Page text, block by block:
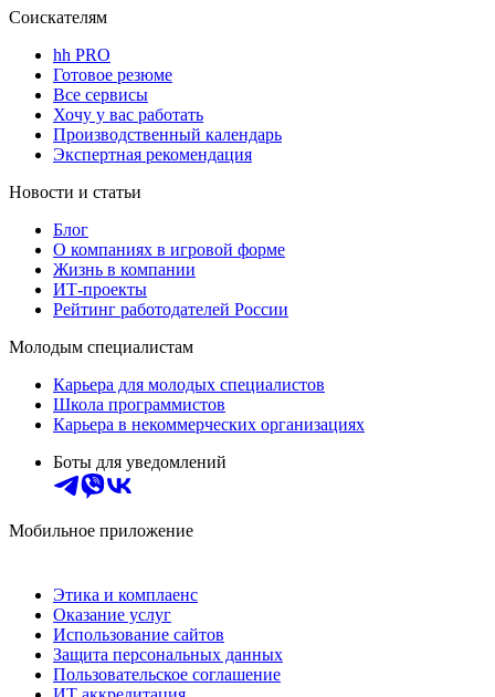
Соискателям
hh PRO
Готовое резюме
Все сервисы
Хочу у вас работать
Производственный календарь
Экспертная рекомендация
Новости и статьи
Блог
О компаниях в игровой форме
Жизнь в компании
ИТ-проекты
Рейтинг работодателей России
Молодым специалистам
Карьера для молодых специалистов
Школа программистов
Карьера в некоммерческих организациях
Боты для уведомлений
Мобильное приложение
Этика и комплаенс
Оказание услуг
Использование сайтов
Защита персональных данных
Пользовательское соглашение